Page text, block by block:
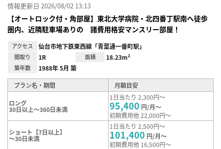
情報更新日 2026/08/02 13:13
【オートロック付・角部屋】東北大学病院・北四番丁駅南へ徒歩
圏内、近隣駐車場ありの 諸費用格安マンスリー部屋！
アクセス 仙台市地下鉄東西線「青葉通一番町駅」
間取り 1R 面積 18.23m²
築年数 1988年 5月 築
プラン名・期間 月額目安
ロング
30日以上～360日未満
1日当たり 2,300円～
95,400 円/月～
初期費用他 22,000円～
ショート【7日以上】
～30日未満
1日当たり 2,500円～
101,400 円/月～
初期費用他 16,500円～